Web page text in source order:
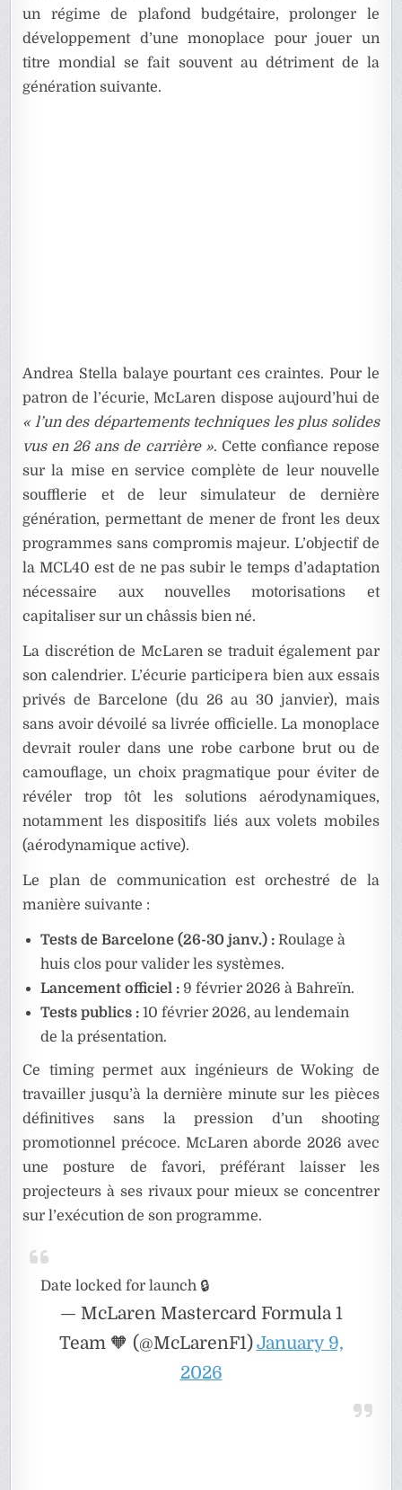
un régime de plafond budgétaire, prolonger le
développement d’une monoplace pour jouer un
titre mondial se fait souvent au détriment de la
génération suivante.
Andrea Stella balaye pourtant ces craintes. Pour le
patron de l’écurie, McLaren dispose aujourd’hui de
« l’un des départements techniques les plus solides
vus en 26 ans de carrière ». Cette confiance repose
sur la mise en service complète de leur nouvelle
soufflerie et de leur simulateur de dernière
génération, permettant de mener de front les deux
programmes sans compromis majeur. L’objectif de
la MCL40 est de ne pas subir le temps d’adaptation
nécessaire aux nouvelles motorisations et
capitaliser sur un châssis bien né.
La discrétion de McLaren se traduit également par
son calendrier. L’écurie participera bien aux essais
privés de Barcelone (du 26 au 30 janvier), mais
sans avoir dévoilé sa livrée officielle. La monoplace
devrait rouler dans une robe carbone brut ou de
camouflage, un choix pragmatique pour éviter de
révéler trop tôt les solutions aérodynamiques,
notamment les dispositifs liés aux volets mobiles
(aérodynamique active).
Le plan de communication est orchestré de la
manière suivante :
Tests de Barcelone (26-30 janv.) : Roulage à
huis clos pour valider les systèmes.
Lancement officiel : 9 février 2026 à Bahreïn.
Tests publics : 10 février 2026, au lendemain
de la présentation.
Ce timing permet aux ingénieurs de Woking de
travailler jusqu’à la dernière minute sur les pièces
définitives sans la pression d’un shooting
promotionnel précoce. McLaren aborde 2026 avec
une posture de favori, préférant laisser les
projecteurs à ses rivaux pour mieux se concentrer
sur l’exécution de son programme.
Date locked for launch 🔒
— McLaren Mastercard Formula 1
Team 🧡 (@McLarenF1)January 9,
2026